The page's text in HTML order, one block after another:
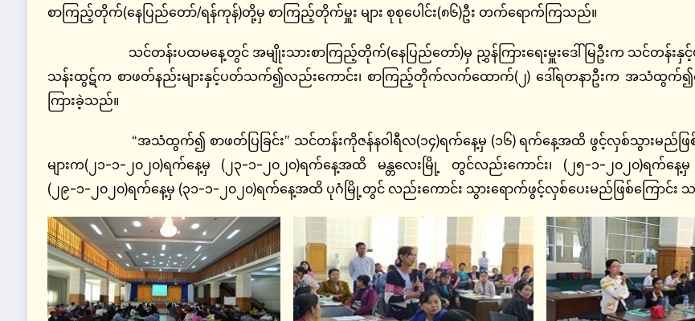
စာကြည့်တိုက်(နေပြည်တော်/ရန်ကုန်)တို့မှ စာကြည့်တိုက်မှူး များ စုစုပေါင်း(၈၆)ဦး တက်ရောက်ကြသည်။
သင်တန်းပထမနေ့တွင် အမျိုးသားစာကြည့်တိုက်(နေပြည်တော်)မှ ညွှန်ကြားရေးမှူးဒေါ်မြဦးက သင်တန်းနှ
သန်းထွဋ်က စာဖတ်နည်းများနှင့်ပတ်သက်၍လည်းကောင်း၊ စာကြည့်တိုက်လက်ထောက်(၂) ဒေါ်ရတနာဦးက အသံထွက်၍စာဖ
ကြားခဲ့သည်။
“အသံထွက်၍ စာဖတ်ပြခြင်း” သင်တန်းကိုဇန်နဝါရီလ(၁၄)ရက်နေ့မှ (၁၆) ရက်နေ့အထိ ဖွင့်လှစ်သွားမည်ဖြစ်
များက(၂၁-၁-၂၀၂၀)ရက်နေ့မှ (၂၃-၁-၂၀၂၀)ရက်နေ့အထိ မန္တလေးမြို့ တွင်လည်းကောင်း၊ (၂၅-၁-၂၀၂၀)ရက်
(၂၉-၁-၂၀၂၀)ရက်နေ့မှ (၃၁-၁-၂၀၂၀)ရက်နေ့အထိ ပုဂံမြို့တွင် လည်းကောင်း သွားရောက်ဖွင့်လှစ်ပေးမည်ဖြစ်ကြောင်း